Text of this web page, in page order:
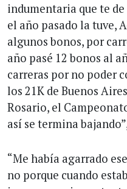
indumentaria que te
el año pasado la tuve,
algunos bonos, por
año pasé 12 bonos al
carreras por no poder
los 21K de Buenos
Rosario, el
así se termina
“Me había agarrado
no porque cuando